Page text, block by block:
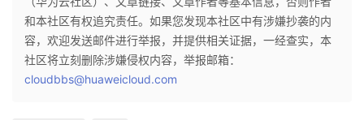
和本社区有权追究责任。如果您发现本社区中有涉嫌抄袭的内
容，欢迎发送邮件进行举报，并提供相关证据，一经查实，本
社区将立刻删除涉嫌侵权内容，举报邮箱：
cloudbbs@huaweicloud.com